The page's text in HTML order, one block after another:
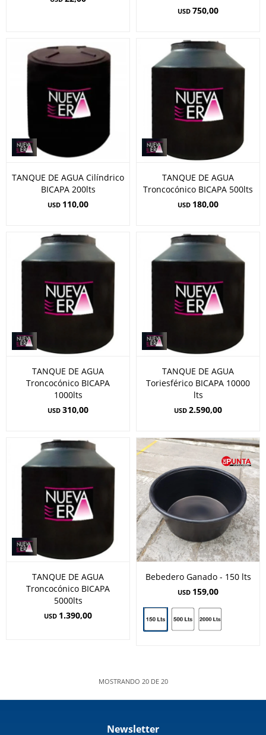
USD 750,00
TANQUE DE AGUA Cilíndrico
BICAPA 200lts
USD 110,00
TANQUE DE AGUA
Troncocónico BICAPA 500lts
USD 180,00
TANQUE DE AGUA
Troncocónico BICAPA
1000lts
USD 310,00
TANQUE DE AGUA
Toriesférico BICAPA 10000
lts
USD 2.590,00
TANQUE DE AGUA
Troncocónico BICAPA
5000lts
USD 1.390,00
Bebedero Ganado - 150 lts
USD 159,00
MOSTRANDO 20DE 20
Newsletter